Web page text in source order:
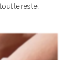
le reste.